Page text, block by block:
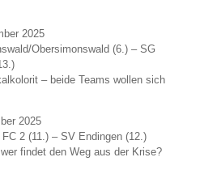
2025
Obersimonswald (6.) – SG
– beide Teams wollen sich
2025
2 (11.) – SV Endingen (12.)
findet den Weg aus der Krise?